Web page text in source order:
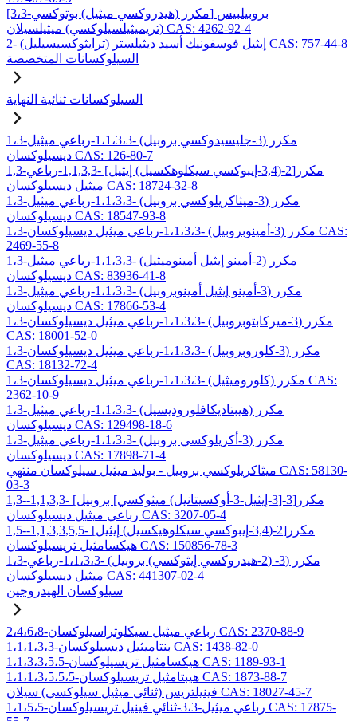
[3،3-مكرر (هيدروكسي ميثيل) بوتوكسي] بروبيلبيس
(تريميثيلسيلوكسي) ميثيلسيلان CAS: 4262-92-4
2- (ترايثوكسيسيليل) إيثيل فوسفونيك أسيد ديثيلستر CAS: 757-44-8
السيلوكسانات المتخصصة
السيلوكسانات ثنائية النهاية
1،3-مكرر (3-جليسيدوكسي بروبيل) -1،1،3،3-رباعي ميثيل
ديسيلوكسان CAS: 126-80-7
1,3-مكرر[2-(3,4-إيبوكسي سيكلوهكسيل) إيثيل] -1,1,3,3-رباعي
ميثيل ديسيلوكسان CAS: 18724-32-8
1،3-مكرر (3-ميثاكريلوكسي بروبيل) -1،1،3،3-رباعي ميثيل
ديسيلوكسان CAS: 18547-93-8
1،3-مكرر (3-أمينوبروبيل) -1،1،3،3-رباعي ميثيل ديسيلوكسان CAS:
2469-55-8
1،3-مكرر (2-أمينو إيثيل أمينوميثيل) -1،1،3،3-رباعي ميثيل
ديسيلوكسان CAS: 83936-41-8
1،3-مكرر (3-أمينو إيثيل أمينوبروبيل) -1،1،3،3-رباعي ميثيل
ديسيلوكسان CAS: 17866-53-4
1،3-مكرر (3-ميركابتوبروبيل) -1،1،3،3-رباعي ميثيل ديسيلوكسان
CAS: 18001-52-0
1،3-مكرر (3-كلوروبروبيل) -1،1،3،3-رباعي ميثيل ديسيلوكسان
CAS: 18132-72-4
1،3-مكرر (كلوروميثيل) -1،1،3،3-رباعي ميثيل ديسيلوكسان CAS:
2362-10-9
1،3-مكرر (هيبتاديكافلوروديسيل) -1،1،3،3-رباعي ميثيل
ديسيلوكسان CAS: 129498-18-6
1،3-مكرر (3-أكريلوكسي بروبيل) -1،1،3،3-رباعي ميثيل
ديسيلوكسان CAS: 17898-71-4
ميثاكريلوكسي بروبيل - بوليد ميثيل سيلوكسان منتهي CAS: 58130-
03-3
1,3-مكرر[3-[3-إيثيل-3-أوكسيتانيل) ميثوكسي] بروبيل] -1,1,3,3-
رباعي ميثيل ديسيلوكسان CAS: 3207-05-4
1,5-مكرر[2-(3,4-إيبوكسي سيكلوهيكسيل) إيثيل] -1,1,3,3,5,5-
هيكسامثيل تريسيلوكسان CAS: 150856-78-3
1،3-مكرر (3- (2-هيدروكسي إيثوكسي) بروبيل) -1،1،3،3-رباعي
ميثيل ديسيلوكسان CAS: 441307-02-4
سيلوكسان الهيدروجين
2،4،6،8-رباعي ميثيل سيكلوتراسيلوكسان CAS: 2370-88-9
1،1،1،3،3-بنتاميثيل ديسيلوكسان CAS: 1438-82-0
1،1،3،3،5،5-هيكسامثيل تريسيلوكسان CAS: 1189-93-1
1،1،1،3،5،5،5-هيبتامثيل تريسيلوكسان CAS: 1873-88-7
فينيلتريس (ثنائي ميثيل سيلوكسي) سيلان CAS: 18027-45-7
1،1،5،5-رباعي ميثيل-3،3-ثنائي فينيل تريسيلوكسان CAS: 17875-